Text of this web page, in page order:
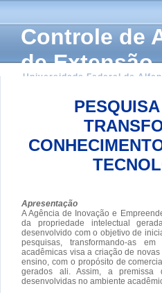
Controle de
de Extensão
Universidade Federal de
Apresentação
A Agência de Inovação e
da propriedade intelectual
desenvolvido com o objetivo de
pesquisas, transformando-as
acadêmicas visa a criação de
ensino, com o propósito de
gerados ali. Assim, a
desenvolvidas no ambiente